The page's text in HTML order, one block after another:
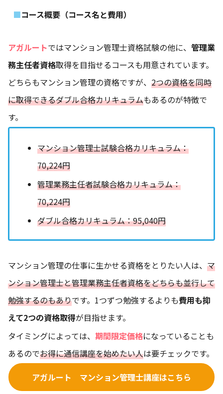
コース概要（コース名と費用）
アガルートではマンション管理士資格試験の他に、 管理業
務主任者資格取得を目指せるコースも用意されています。
どちらもマンション管理の資格ですが、 2つの資格を同時
に取得できるダブル合格カリキュラムもあるのが特徴で
す。
マンション管理士試験合格カリキュラム：
70,224円
管理業務主任者試験合格カリキュラム：
70,224円
ダブル合格カリキュラム：95,040円
マンション管理の仕事に生かせる資格をとりたい人は、 マ
ンション管理士と管理業務主任者資格をどちらも並行して
勉強するのもありです。1つずつ勉強するよりも費用も抑
えて2つの資格取得が目指せます。
タイミングによっては、 期間限定価格になっていることも
あるのでお得に通信講座を始めたい人は要チェックです。
アガルート マンション管理士講座はこちら